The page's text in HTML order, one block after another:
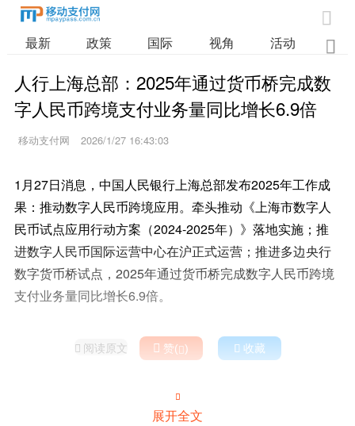

最新 政策 国际 视角 活动 业

人行上海总部：2025年通过货币桥完成数
字人民币跨境支付业务量同比增长6.9倍
移动支付网 2026/1/27 16:43:03
1月27日消息，中国人民银行上海总部发布2025年工作成
果：推动数字人民币跨境应用。牵头推动《上海市数字人
民币试点应用行动方案（2024-2025年）》落地实施；推
进数字人民币国际运营中心在沪正式运营；推进多边央行
数字货币桥试点，2025年通过货币桥完成数字人民币跨境
支付业务量同比增长6.9倍。
 阅读原文  赞()  收藏

展开全文